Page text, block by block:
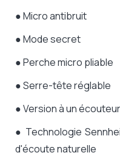
● Micro antibruit
● Mode secret
● Perche micro pliable
● Serre-tête réglable
● Version à un
● Technologie
d'écoute naturelle